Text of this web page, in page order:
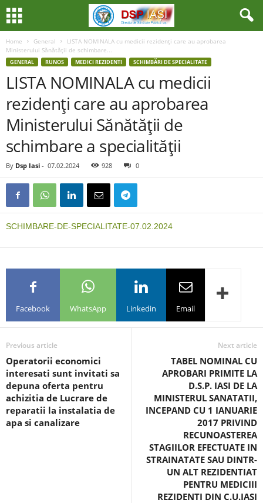
Home General
LISTA NOMINALA cu medicii rezidenţi care au aprobarea
Ministerului Sănătăţii de schimbare...
GENERAL RUNOS MEDICI REZIDENTI SCHIMBĂRI DE SPECIALITATE
LISTA NOMINALA cu medicii
rezidenţi care au aprobarea
Ministerului Sănătăţii de
schimbare a specialităţii
By Dsp Iasi - 07.02.2024 928 0
SCHIMBARE-DE-SPECIALITATE-07.02.2024
Facebook WhatsApp Linkedin Email
Previous article
Operatorii economici
interesati sunt invitati sa
depuna oferta pentru
achizitia de Lucrare de
reparatii la instalatia de
apa si canalizare
Next article
TABEL NOMINAL CU
APROBARI PRIMITE LA
D.S.P. IASI DE LA
MINISTERUL SANATATII,
INCEPAND CU 1 IANUARIE
2017 PRIVIND
RECUNOASTEREA
STAGIILOR EFECTUATE IN
STRAINATATE SAU DINTR-
UN ALT REZIDENTIAT
PENTRU MEDICIII
REZIDENTI DIN C.U.IASI